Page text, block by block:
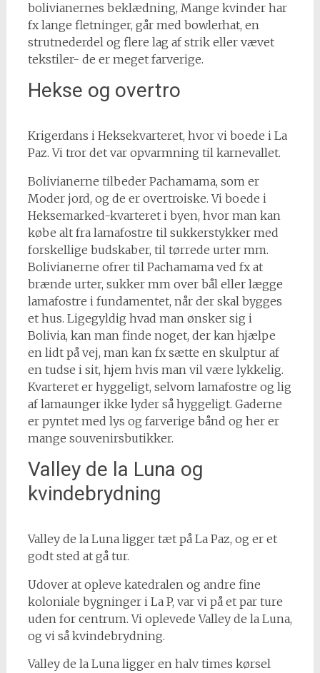
bolivianernes beklædning, Mange kvinder har
fx lange fletninger, går med bowlerhat, en
strutnederdel og flere lag af strik eller vævet
tekstiler- de er meget farverige.
Hekse og overtro
Krigerdans i Heksekvarteret, hvor vi boede i La
Paz. Vi tror det var opvarmning til karnevallet.
Bolivianerne tilbeder Pachamama, som er
Moder jord, og de er overtroiske. Vi boede i
Heksemarked-kvarteret i byen, hvor man kan
købe alt fra lamafostre til sukkerstykker med
forskellige budskaber, til tørrede urter mm.
Bolivianerne ofrer til Pachamama ved fx at
brænde urter, sukker mm over bål eller lægge
lamafostre i fundamentet, når der skal bygges
et hus. Ligegyldig hvad man ønsker sig i
Bolivia, kan man finde noget, der kan hjælpe
en lidt på vej, man kan fx sætte en skulptur af
en tudse i sit, hjem hvis man vil være lykkelig.
Kvarteret er hyggeligt, selvom lamafostre og lig
af lamaunger ikke lyder så hyggeligt. Gaderne
er pyntet med lys og farverige bånd og her er
mange souvenirsbutikker.
Valley de la Luna og
kvindebrydning
Valley de la Luna ligger tæt på La Paz, og er et
godt sted at gå tur.
Udover at opleve katedralen og andre fine
koloniale bygninger i La P, var vi på et par ture
uden for centrum. Vi oplevede Valley de la Luna,
og vi så kvindebrydning.
Valley de la Luna ligger en halv times kørsel